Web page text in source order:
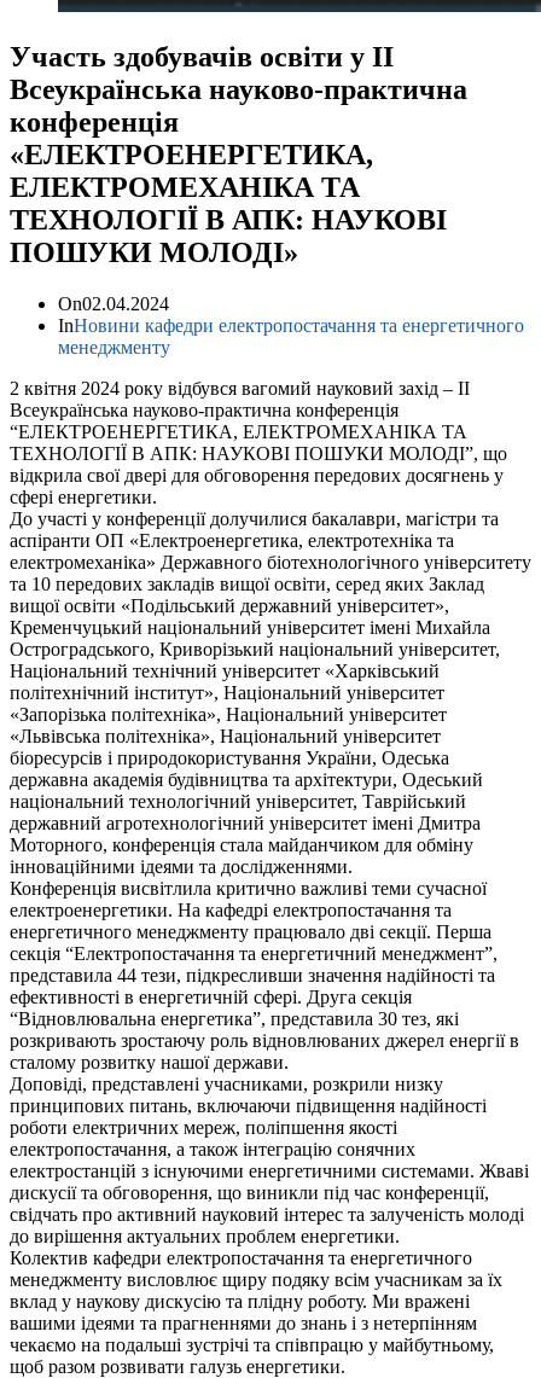
Участь здобувачів освіти у ІІ
Всеукраїнська науково-практична
конференція
«ЕЛЕКТРОЕНЕРГЕТИКА,
ЕЛЕКТРОМЕХАНІКА ТА
ТЕХНОЛОГІЇ В АПК: НАУКОВІ
ПОШУКИ МОЛОДІ»
On02.04.2024
InНовини кафедри електропостачання та енергетичного
менеджменту
2 квітня 2024 року відбувся вагомий науковий захід – ІІ
Всеукраїнська науково-практична конференція
“ЕЛЕКТРОЕНЕРГЕТИКА, ЕЛЕКТРОМЕХАНІКА ТА
ТЕХНОЛОГІЇ В АПК: НАУКОВІ ПОШУКИ МОЛОДІ”, що
відкрила свої двері для обговорення передових досягнень у
сфері енергетики.
До участі у конференції долучилися бакалаври, магістри та
аспіранти ОП «Електроенергетика, електротехніка та
електромеханіка» Державного біотехнологічного університету
та 10 передових закладів вищої освіти, серед яких Заклад
вищої освіти «Подільський державний університет»,
Кременчуцький національний університет імені Михайла
Остроградського, Криворізький національний університет,
Національний технічний університет «Харківський
політехнічний інститут», Національний університет
«Запорізька політехніка», Національний університет
«Львівська політехніка», Національний університет
біоресурсів і природокористування України, Одеська
державна академія будівництва та архітектури, Одеський
національний технологічний університет, Таврійський
державний агротехнологічний університет імені Дмитра
Моторного, конференція стала майданчиком для обміну
інноваційними ідеями та дослідженнями.
Конференція висвітлила критично важливі теми сучасної
електроенергетики. На кафедрі електропостачання та
енергетичного менеджменту працювало дві секції. Перша
секція “Електропостачання та енергетичний менеджмент”,
представила 44 тези, підкресливши значення надійності та
ефективності в енергетичній сфері. Друга секція
“Відновлювальна енергетика”, представила 30 тез, які
розкривають зростаючу роль відновлюваних джерел енергії в
сталому розвитку нашої держави.
Доповіді, представлені учасниками, розкрили низку
принципових питань, включаючи підвищення надійності
роботи електричних мереж, поліпшення якості
електропостачання, а також інтеграцію сонячних
електростанцій з існуючими енергетичними системами. Жваві
дискусії та обговорення, що виникли під час конференції,
свідчать про активний науковий інтерес та залученість молоді
до вирішення актуальних проблем енергетики.
Колектив кафедри електропостачання та енергетичного
менеджменту висловлює щиру подяку всім учасникам за їх
вклад у наукову дискусію та плідну роботу. Ми вражені
вашими ідеями та прагненнями до знань і з нетерпінням
чекаємо на подальші зустрічі та співпрацю у майбутньому,
щоб разом розвивати галузь енергетики.